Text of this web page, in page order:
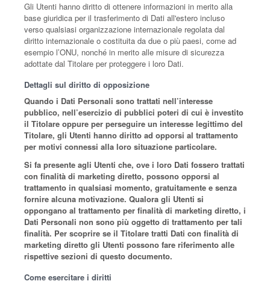
Gli Utenti hanno diritto di ottenere informazioni in merito alla
base giuridica per il trasferimento di Dati all'estero incluso
verso qualsiasi organizzazione internazionale regolata dal
diritto internazionale o costituita da due o più paesi, come ad
esempio l’ONU, nonché in merito alle misure di sicurezza
adottate dal Titolare per proteggere i loro Dati.
Dettagli sul diritto di opposizione
Quando i Dati Personali sono trattati nell’interesse
pubblico, nell’esercizio di pubblici poteri di cui è investito
il Titolare oppure per perseguire un interesse legittimo del
Titolare, gli Utenti hanno diritto ad opporsi al trattamento
per motivi connessi alla loro situazione particolare.
Si fa presente agli Utenti che, ove i loro Dati fossero trattati
con finalità di marketing diretto, possono opporsi al
trattamento in qualsiasi momento, gratuitamente e senza
fornire alcuna motivazione. Qualora gli Utenti si
oppongano al trattamento per finalità di marketing diretto, i
Dati Personali non sono più oggetto di trattamento per tali
finalità. Per scoprire se il Titolare tratti Dati con finalità di
marketing diretto gli Utenti possono fare riferimento alle
rispettive sezioni di questo documento.
Come esercitare i diritti